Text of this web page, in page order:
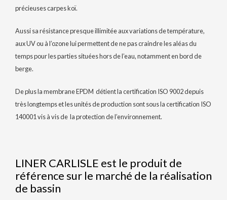
précieuses carpes koï.
Aussi sa résistance presque illimitée aux variations de température,
aux UV ou à l’ozone lui permettent de ne pas craindre les aléas du
temps pour les parties situées hors de l’eau, notamment en bord de
berge.
De plus la membrane EPDM détient la certification ISO 9002 depuis
très longtemps et les unités de production sont sous la certification ISO
140001 vis à vis de la protection de l’environnement.
LINER CARLISLE est le produit de
référence sur le marché de la réalisation
de bassin